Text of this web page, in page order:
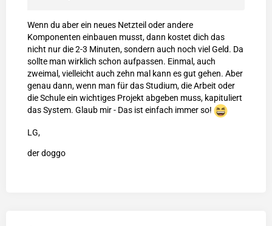
Wenn du aber ein neues Netzteil oder andere
Komponenten einbauen musst, dann kostet dich das
nicht nur die 2-3 Minuten, sondern auch noch viel Geld. Da
sollte man wirklich schon aufpassen. Einmal, auch
zweimal, vielleicht auch zehn mal kann es gut gehen. Aber
genau dann, wenn man für das Studium, die Arbeit oder
die Schule ein wichtiges Projekt abgeben muss, kapituliert
das System. Glaub mir - Das ist einfach immer so!
LG,
der doggo